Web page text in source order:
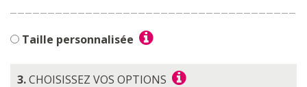
Taille personnalisée
3.CHOISISSEZ VOS OPTIONS